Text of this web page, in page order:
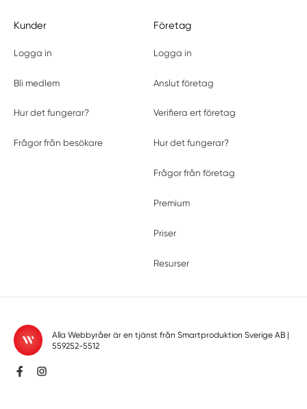
Kunder
Logga in
Bli medlem
Hur det fungerar?
Frågor från besökare
Företag
Logga in
Anslut företag
Verifiera ert företag
Hur det fungerar?
Frågor från företag
Premium
Priser
Resurser
Alla Webbyråer är en tjänst från Smartproduktion Sverige AB|
559252-5512